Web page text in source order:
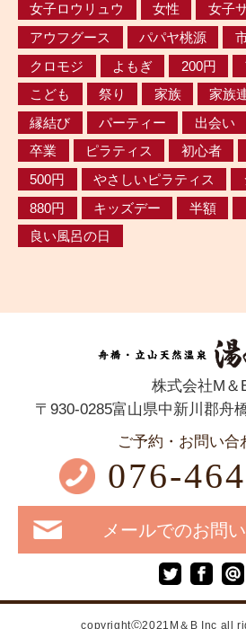
女子ロウリュウ
女性
女子
アウフグース
パパヤ桃源
クロモジ
よもぎ 200円
こども
祭り 家族 家族
縁結び
パーティー 出会い
卒業
ピラティス 初心者
500円
やさしいピラティス
880円
キッズデー 半額
良い風呂の日
株式会社M＆
〒930-0285富山県中新川郡舟
ご予約・お問い合
076-
メールでのお問
copyrightⒸ2021M＆B Inc all